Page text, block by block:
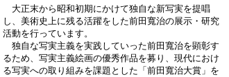
大正末から昭和初期にかけて独自な新写実を提唱
し、美術史上に残る活躍をした前田寬治の展示・研究
活動を行っています。
独自な写実主義を実践していった前田寬治を顕彰す
るため、写実主義絵画の優秀作品を募り、現代におけ
る写実への取り組みを課題とした「前田寬治大賞」を